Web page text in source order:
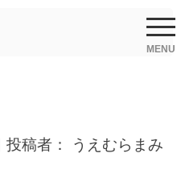
MENU
投稿者： うえむらまみ